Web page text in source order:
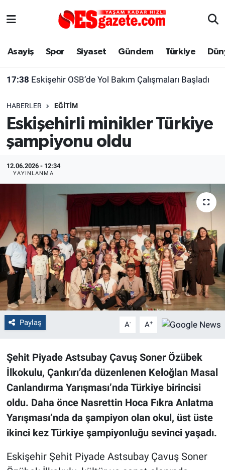
Asayiş Spor Siyaset Gündem Türkiye
17:38 Eskişehir OSB’de Yol Bakım Çalışmaları Başladı
HABERLER EĞITIM
Eskişehirli minikler Türkiye
şampiyonu oldu
12.06.2026 - 12:34
YAYINLANMA
Paylaş A- A+
Şehit Piyade Astsubay Çavuş Soner Özübek
İlkokulu, Çankırı’da düzenlenen Keloğlan Masal
Canlandırma Yarışması’nda Türkiye birincisi
oldu. Daha önce Nasrettin Hoca Fıkra Anlatma
Yarışması’nda da şampiyon olan okul, üst üste
ikinci kez Türkiye şampiyonluğu sevinci yaşadı.
Eskişehir Şehit Piyade Astsubay Çavuş Soner
Asayiş
Gündem
Türkiye
Dünya
Alış-Veriş/İş dünyası
Yaşam
Eskişehirspor Arşivi
Eskişehir Arşivi
Röportaj
Ekonomi
Kültür Sanat
Politika
Bilecik
Kütahya
Gezi
Çevre
Yerel
Magazin
Eskişehir Nöbetçi Eczaneler
Süper Lig Puan Durumu ve Fikstür
Tüm Manşetler
Son Dakika Haberleri
Haber Arşivi